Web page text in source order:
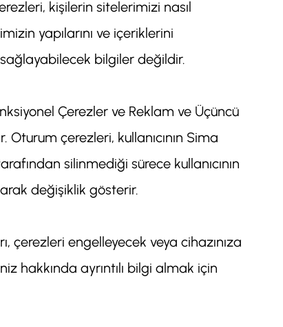
kişilerin sitelerimizi nasıl
yapılarını ve içeriklerini
sağlayabilecek bilgiler değildir.
Çerezler ve Reklam ve Üçüncü
çerezleri, kullanıcının Sima
silinmediği sürece kullanıcının
değişiklik gösterir.
çerezleri engelleyecek veya cihazınıza
hakkında ayrıntılı bilgi almak için